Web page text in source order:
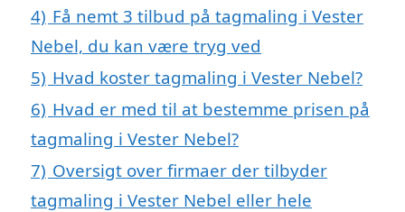
4) Få nemt 3 tilbud på tagmaling i Vester
Nebel, du kan være tryg ved
5) Hvad koster tagmaling i Vester Nebel?
6) Hvad er med til at bestemme prisen på
tagmaling i Vester Nebel?
7) Oversigt over firmaer der tilbyder
tagmaling i Vester Nebel eller hele